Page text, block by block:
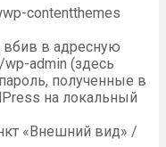
contentthemes
вбив в адресную
wp-admin (здесь
полученные в
на локальный
«Внешний вид» /